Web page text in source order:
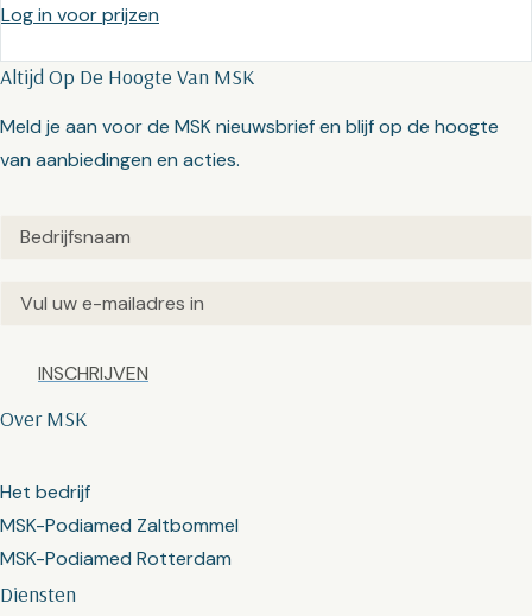
Log in voor prijzen
Diensten
Over MSK
Het bedrijf
MSK-Podiamed Zaltbommel
MSK-Podiamed Rotterdam
Altijd Op De Hoogte Van MSK
Meld je aan voor de MSK nieuwsbrief en blijf op de hoogte
van aanbiedingen en acties.
Untitled(Vereist)
Email(Vereist)
Captcha